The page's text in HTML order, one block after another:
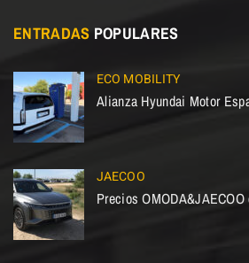
ENTRADAS POPULARES
ECO MOBILITY
Alianza Hyundai Motor
JAECOO
Precios